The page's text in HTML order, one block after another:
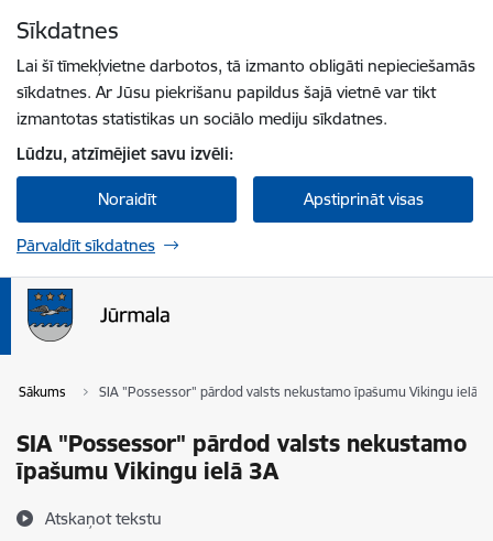
Sīkdatnes
Lai šī tīmekļvietne darbotos, tā izmanto obligāti nepieciešamās
sīkdatnes. Ar Jūsu piekrišanu papildus šajā vietnē var tikt
izmantotas statistikas un sociālo mediju sīkdatnes.
Lūdzu, atzīmējiet savu izvēli:
Noraidīt Apstiprināt visas
Pārvaldīt sīkdatnes
Sākums SIA "Possessor" pārdod valsts nekustamo īpašumu Vikingu ielā
SIA "Possessor" pārdod valsts nekustamo
īpašumu Vikingu ielā 3A
Atskaņot tekstu